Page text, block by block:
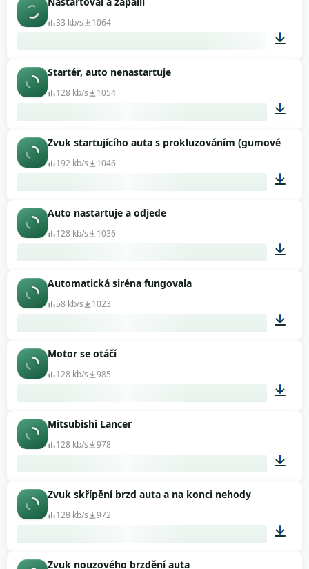
33 kb/s 1064
Startér, auto nenastartuje
128 kb/s 1054
00:44
Zvuk startujícího auta s prokluzováním (gumové
192 kb/s 1046
Auto nastartuje a odjede
128 kb/s 1036
Automatická siréna fungovala
58 kb/s 1023
Motor se otáčí
128 kb/s 985
Mitsubishi Lancer
128 kb/s 978
Zvuk skřípění brzd auta a na konci nehody
128 kb/s 972
Zvuk nouzového brzdění auta